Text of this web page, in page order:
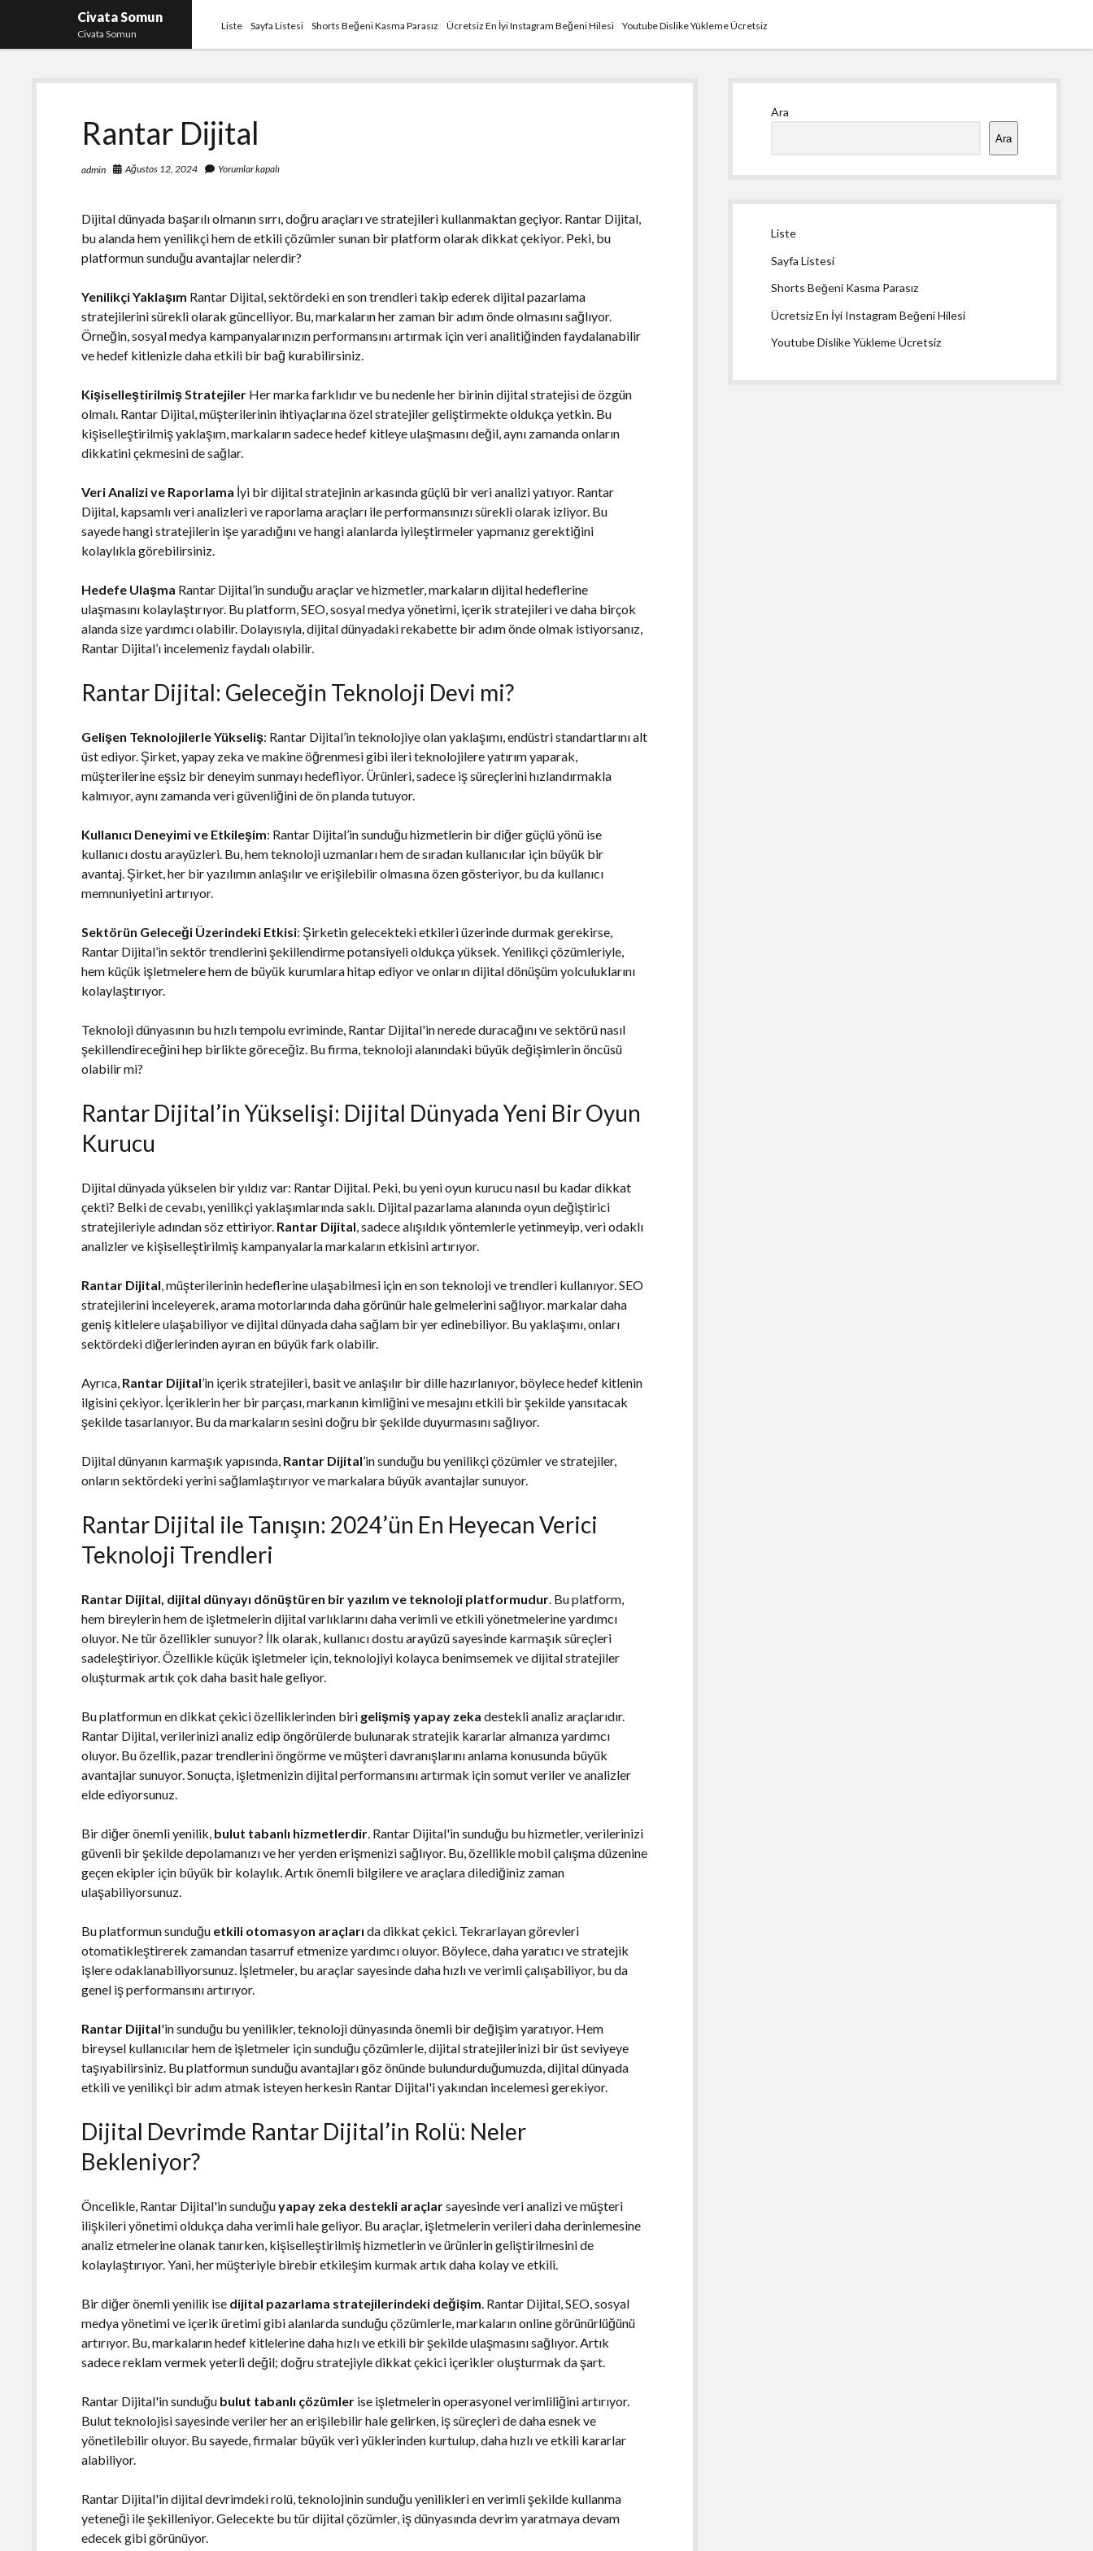
Civata Somun
Civata Somun
Liste Sayfa Listesi Shorts Beğeni Kasma Parasız Ücretsiz En İyi Instagram Beğeni Hilesi Youtube Dislike Yükleme Ücretsiz
Rantar Dijital
admin Ağustos 12, 2024 Yorumlar kapalı
Dijital dünyada başarılı olmanın sırrı, doğru araçları ve stratejileri kullanmaktan geçiyor. Rantar Dijital,
bu alanda hem yenilikçi hem de etkili çözümler sunan bir platform olarak dikkat çekiyor. Peki, bu
platformun sunduğu avantajlar nelerdir?
Yenilikçi Yaklaşım Rantar Dijital, sektördeki en son trendleri takip ederek dijital pazarlama
stratejilerini sürekli olarak güncelliyor. Bu, markaların her zaman bir adım önde olmasını sağlıyor.
Örneğin, sosyal medya kampanyalarınızın performansını artırmak için veri analitiğinden faydalanabilir
ve hedef kitlenizle daha etkili bir bağ kurabilirsiniz.
Kişiselleştirilmiş Stratejiler Her marka farklıdır ve bu nedenle her birinin dijital stratejisi de özgün
olmalı. Rantar Dijital, müşterilerinin ihtiyaçlarına özel stratejiler geliştirmekte oldukça yetkin. Bu
kişiselleştirilmiş yaklaşım, markaların sadece hedef kitleye ulaşmasını değil, aynı zamanda onların
dikkatini çekmesini de sağlar.
Veri Analizi ve Raporlama İyi bir dijital stratejinin arkasında güçlü bir veri analizi yatıyor. Rantar
Dijital, kapsamlı veri analizleri ve raporlama araçları ile performansınızı sürekli olarak izliyor. Bu
sayede hangi stratejilerin işe yaradığını ve hangi alanlarda iyileştirmeler yapmanız gerektiğini
kolaylıkla görebilirsiniz.
Hedefe Ulaşma Rantar Dijital’in sunduğu araçlar ve hizmetler, markaların dijital hedeflerine
ulaşmasını kolaylaştırıyor. Bu platform, SEO, sosyal medya yönetimi, içerik stratejileri ve daha birçok
alanda size yardımcı olabilir. Dolayısıyla, dijital dünyadaki rekabette bir adım önde olmak istiyorsanız,
Rantar Dijital’ı incelemeniz faydalı olabilir.
Rantar Dijital: Geleceğin Teknoloji Devi mi?
Gelişen Teknolojilerle Yükseliş: Rantar Dijital’in teknolojiye olan yaklaşımı, endüstri standartlarını alt
üst ediyor. Şirket, yapay zeka ve makine öğrenmesi gibi ileri teknolojilere yatırım yaparak,
müşterilerine eşsiz bir deneyim sunmayı hedefliyor. Ürünleri, sadece iş süreçlerini hızlandırmakla
kalmıyor, aynı zamanda veri güvenliğini de ön planda tutuyor.
Kullanıcı Deneyimi ve Etkileşim: Rantar Dijital’in sunduğu hizmetlerin bir diğer güçlü yönü ise
kullanıcı dostu arayüzleri. Bu, hem teknoloji uzmanları hem de sıradan kullanıcılar için büyük bir
avantaj. Şirket, her bir yazılımın anlaşılır ve erişilebilir olmasına özen gösteriyor, bu da kullanıcı
memnuniyetini artırıyor.
Sektörün Geleceği Üzerindeki Etkisi: Şirketin gelecekteki etkileri üzerinde durmak gerekirse,
Rantar Dijital’in sektör trendlerini şekillendirme potansiyeli oldukça yüksek. Yenilikçi çözümleriyle,
hem küçük işletmelere hem de büyük kurumlara hitap ediyor ve onların dijital dönüşüm yolculuklarını
kolaylaştırıyor.
Teknoloji dünyasının bu hızlı tempolu evriminde, Rantar Dijital'in nerede duracağını ve sektörü nasıl
şekillendireceğini hep birlikte göreceğiz. Bu firma, teknoloji alanındaki büyük değişimlerin öncüsü
olabilir mi?
Rantar Dijital’in Yükselişi: Dijital Dünyada Yeni Bir Oyun
Kurucu
Dijital dünyada yükselen bir yıldız var: Rantar Dijital. Peki, bu yeni oyun kurucu nasıl bu kadar dikkat
çekti? Belki de cevabı, yenilikçi yaklaşımlarında saklı. Dijital pazarlama alanında oyun değiştirici
stratejileriyle adından söz ettiriyor. Rantar Dijital, sadece alışıldık yöntemlerle yetinmeyip, veri odaklı
analizler ve kişiselleştirilmiş kampanyalarla markaların etkisini artırıyor.
Rantar Dijital, müşterilerinin hedeflerine ulaşabilmesi için en son teknoloji ve trendleri kullanıyor. SEO
stratejilerini inceleyerek, arama motorlarında daha görünür hale gelmelerini sağlıyor. markalar daha
geniş kitlelere ulaşabiliyor ve dijital dünyada daha sağlam bir yer edinebiliyor. Bu yaklaşımı, onları
sektördeki diğerlerinden ayıran en büyük fark olabilir.
Ayrıca, Rantar Dijital’in içerik stratejileri, basit ve anlaşılır bir dille hazırlanıyor, böylece hedef kitlenin
ilgisini çekiyor. İçeriklerin her bir parçası, markanın kimliğini ve mesajını etkili bir şekilde yansıtacak
şekilde tasarlanıyor. Bu da markaların sesini doğru bir şekilde duyurmasını sağlıyor.
Dijital dünyanın karmaşık yapısında, Rantar Dijital’in sunduğu bu yenilikçi çözümler ve stratejiler,
onların sektördeki yerini sağlamlaştırıyor ve markalara büyük avantajlar sunuyor.
Rantar Dijital ile Tanışın: 2024’ün En Heyecan Verici
Teknoloji Trendleri
Rantar Dijital, dijital dünyayı dönüştüren bir yazılım ve teknoloji platformudur. Bu platform,
hem bireylerin hem de işletmelerin dijital varlıklarını daha verimli ve etkili yönetmelerine yardımcı
oluyor. Ne tür özellikler sunuyor? İlk olarak, kullanıcı dostu arayüzü sayesinde karmaşık süreçleri
sadeleştiriyor. Özellikle küçük işletmeler için, teknolojiyi kolayca benimsemek ve dijital stratejiler
oluşturmak artık çok daha basit hale geliyor.
Bu platformun en dikkat çekici özelliklerinden biri gelişmiş yapay zeka destekli analiz araçlarıdır.
Rantar Dijital, verilerinizi analiz edip öngörülerde bulunarak stratejik kararlar almanıza yardımcı
oluyor. Bu özellik, pazar trendlerini öngörme ve müşteri davranışlarını anlama konusunda büyük
avantajlar sunuyor. Sonuçta, işletmenizin dijital performansını artırmak için somut veriler ve analizler
elde ediyorsunuz.
Bir diğer önemli yenilik, bulut tabanlı hizmetlerdir. Rantar Dijital'in sunduğu bu hizmetler, verilerinizi
güvenli bir şekilde depolamanızı ve her yerden erişmenizi sağlıyor. Bu, özellikle mobil çalışma düzenine
geçen ekipler için büyük bir kolaylık. Artık önemli bilgilere ve araçlara dilediğiniz zaman
ulaşabiliyorsunuz.
Bu platformun sunduğu etkili otomasyon araçları da dikkat çekici. Tekrarlayan görevleri
otomatikleştirerek zamandan tasarruf etmenize yardımcı oluyor. Böylece, daha yaratıcı ve stratejik
işlere odaklanabiliyorsunuz. İşletmeler, bu araçlar sayesinde daha hızlı ve verimli çalışabiliyor, bu da
genel iş performansını artırıyor.
Rantar Dijital'in sunduğu bu yenilikler, teknoloji dünyasında önemli bir değişim yaratıyor. Hem
bireysel kullanıcılar hem de işletmeler için sunduğu çözümlerle, dijital stratejilerinizi bir üst seviyeye
taşıyabilirsiniz. Bu platformun sunduğu avantajları göz önünde bulundurduğumuzda, dijital dünyada
etkili ve yenilikçi bir adım atmak isteyen herkesin Rantar Dijital'i yakından incelemesi gerekiyor.
Dijital Devrimde Rantar Dijital’in Rolü: Neler
Bekleniyor?
Öncelikle, Rantar Dijital'in sunduğuyapay zeka destekli araçlarsayesinde veri analizi ve müşteri
ilişkileri yönetimi oldukça daha verimli hale geliyor. Bu araçlar, işletmelerin verileri daha derinlemesine
analiz etmelerine olanak tanırken, kişiselleştirilmiş hizmetlerin ve ürünlerin geliştirilmesini de
kolaylaştırıyor. Yani, her müşteriyle birebir etkileşim kurmak artık daha kolay ve etkili.
Bir diğer önemli yenilik ise dijital pazarlama stratejilerindeki değişim. Rantar Dijital, SEO, sosyal
medya yönetimi ve içerik üretimi gibi alanlarda sunduğu çözümlerle, markaların online görünürlüğünü
artırıyor. Bu, markaların hedef kitlelerine daha hızlı ve etkili bir şekilde ulaşmasını sağlıyor. Artık
sadece reklam vermek yeterli değil; doğru stratejiyle dikkat çekici içerikler oluşturmak da şart.
Rantar Dijital'in sunduğu bulut tabanlı çözümler ise işletmelerin operasyonel verimliliğini artırıyor.
Bulut teknolojisi sayesinde veriler her an erişilebilir hale gelirken, iş süreçleri de daha esnek ve
yönetilebilir oluyor. Bu sayede, firmalar büyük veri yüklerinden kurtulup, daha hızlı ve etkili kararlar
alabiliyor.
Rantar Dijital'in dijital devrimdeki rolü, teknolojinin sunduğu yenilikleri en verimli şekilde kullanma
yeteneği ile şekilleniyor. Gelecekte bu tür dijital çözümler, iş dünyasında devrim yaratmaya devam
edecek gibi görünüyor.
Ara
Ara
Liste
Sayfa Listesi
Shorts Beğeni Kasma Parasız
Ücretsiz En İyi Instagram Beğeni Hilesi
Youtube Dislike Yükleme Ücretsiz